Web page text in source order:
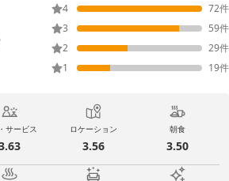
4
72件
3
59件
2
29件
1
19件
サービス ロケーション
3.56
朝食
3.50